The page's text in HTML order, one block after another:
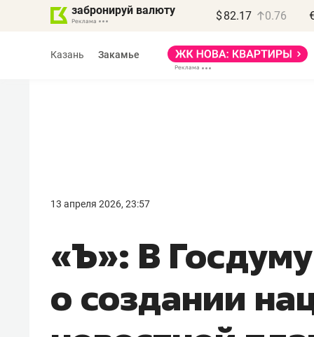
забронируй валюту $ 82.17 0.76
Казань Закамье
13 апреля 2026, 23:57
«Ъ»: В
о создании
правил, бизнес может
потерять минимум
Как бизнесу выйти на зарубежные
рынки, почему надо знать